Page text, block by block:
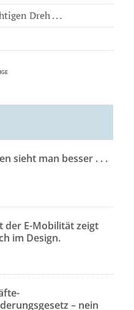
Dreh . . .
sieht man besser . . .
der E-Mobilität zeigt
im Design.
– nein